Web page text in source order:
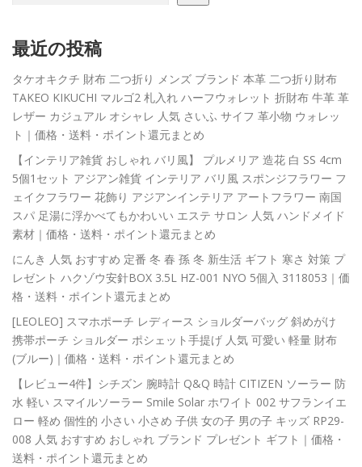
最近の投稿
タケオキクチ 財布 二つ折り メンズ ブランド 本革 二つ折り財布
TAKEO KIKUCHI マルゴ2 札入れ ハーフウォレット 折財布 牛革 革
レザー カジュアル オシャレ 人気 さいふ サイフ 革小物 ウォレッ
ト｜価格・送料・ポイント還元まとめ
【インテリア雑貨 おしゃれ バリ風】 プルメリア 造花 白 SS 4cm
5個1セット アジアン雑貨 インテリア バリ風 スポンジフラワー フ
ェイクフラワー 花飾り アジアンインテリア アートフラワー 南国
スパ 足湯に浮かべてもかわいい エステ サロン 人気 ハンドメイド
素材｜価格・送料・ポイント還元まとめ
にんき 人気 おすすめ 定番 冬 春 孫 冬 新生活 ギフト 寒さ 対策 プ
レゼント ハクゾウ安針BOX 3.5L HZ-001 NYO 5個入 3118053｜価
格・送料・ポイント還元まとめ
[LEOLEO] スマホポーチ レディース ショルダーバッグ 斜めがけ
携帯ポーチ ショルダー ポシェット手提げ 人気 可愛い 軽量 財布
(ブルー)｜価格・送料・ポイント還元まとめ
【レビュー4件】シチズン 腕時計 Q&Q 時計 CITIZEN ソーラー 防
水 軽い スマイルソーラー Smile Solar ホワイト 002 サフランイエ
ロー 軽め 個性的 小さい 小さめ 子供 女の子 男の子 キッズ RP29-
008 人気 おすすめ おしゃれ ブランド プレゼント ギフト｜価格・
送料・ポイント還元まとめ